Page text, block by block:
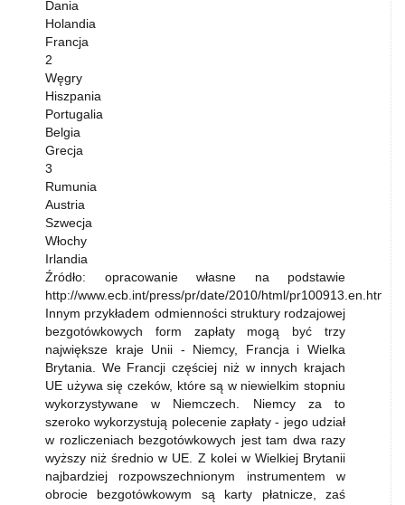
Dania
Holandia
Francja
2
Węgry
Hiszpania
Portugalia
Belgia
Grecja
3
Rumunia
Austria
Szwecja
Włochy
Irlandia
Źródło: opracowanie własne na podstawie
http://www.ecb.int/press/pr/date/2010/html/pr100913.en.html
Innym przykładem odmienności struktury rodzajowej
bezgotówkowych form zapłaty mogą być trzy
największe kraje Unii - Niemcy, Francja i Wielka
Brytania. We Francji częściej niż w innych krajach
UE używa się czeków, które są w niewielkim stopniu
wykorzystywane w Niemczech. Niemcy za to
szeroko wykorzystują polecenie zapłaty - jego udział
w rozliczeniach bezgotówkowych jest tam dwa razy
wyższy niż średnio w UE. Z kolei w Wielkiej Brytanii
najbardziej rozpowszechnionym instrumentem w
obrocie bezgotówkowym są karty płatnicze, zaś